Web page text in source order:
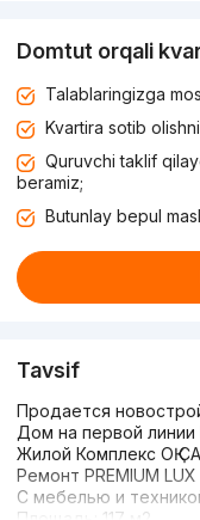
Domtut orqali
Talablaringizga
Kvartira sotib
Quruvchi taklif
beramiz;
Butunlay bepul
Tavsif
Продается
Дом на первой
Жилой Комплекс ОҚ
Ремонт PREMIUM LUX
С мебелью и